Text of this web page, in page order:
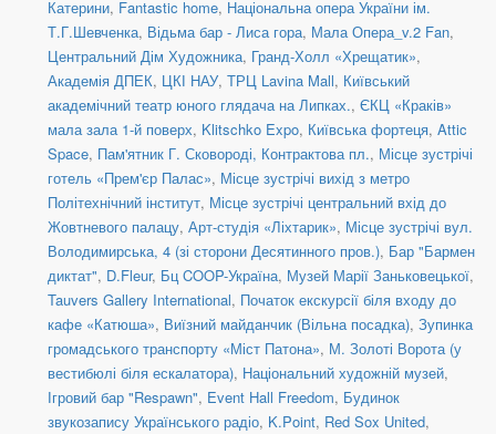
Катерини, Fantastic home, Національна опера України ім.
Т.Г.Шевченка, Відьма бар - Лиса гора, Мала Опера_v.2 Fan,
Центральний Дім Художника, Гранд-Холл «Хрещатик»,
Академія ДПЕК, ЦКІ НАУ, ТРЦ Lavina Mall, Київський
академічний театр юного глядача на Липках., ЄКЦ «Краків»
мала зала 1-й поверх, Klitschko Expo, Київська фортеця, Attic
Space, Пам'ятник Г. Сковороді, Контрактова пл., Місце зустрічі
готель «Прем'єр Палас», Місце зустрічі вихід з метро
Політехнічний інститут, Місце зустрічі центральний вхід до
Жовтневого палацу, Арт-студія «Ліхтарик», Місце зустрічі вул.
Володимирська, 4 (зі сторони Десятинного пров.), Бар "Бармен
диктат", D.Fleur, Бц COOP-Україна, Музей Марії Заньковецької,
Tauvers Gallery International, Початок екскурсії біля входу до
кафе «Катюша», Виїзний майданчик (Вільна посадка), Зупинка
громадського транспорту «Міст Патона», М. Золоті Ворота (у
вестибюлі біля ескалатора), Національний художній музей,
Ігровий бар "Respawn", Event Hall Freedom, Будинок
звукозапису Українського радіо, K.Point, Red Sox United,